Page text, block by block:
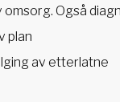
omsorg. Også
plan
av etterlatne